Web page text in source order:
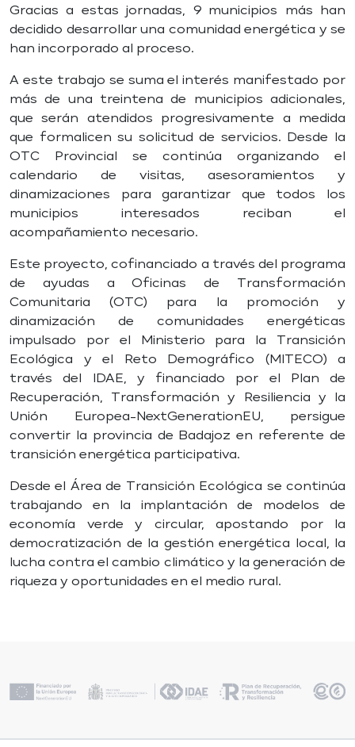
Gracias a estas jornadas, 9 municipios más han
decidido desarrollar una comunidad energética y se
han incorporado al proceso.
A este trabajo se suma el interés manifestado por
más de una treintena de municipios adicionales,
que serán atendidos progresivamente a medida
que formalicen su solicitud de servicios. Desde la
OTC Provincial se continúa organizando el
calendario de visitas, asesoramientos y
dinamizaciones para garantizar que todos los
municipios interesados reciban el
acompañamiento necesario.
Este proyecto, cofinanciado a través del programa
de ayudas a Oficinas de Transformación
Comunitaria (OTC) para la promoción y
dinamización de comunidades energéticas
impulsado por el Ministerio para la Transición
Ecológica y el Reto Demográfico (MITECO) a
través del IDAE, y financiado por el Plan de
Recuperación, Transformación y Resiliencia y la
Unión Europea-NextGenerationEU, persigue
convertir la provincia de Badajoz en referente de
transición energética participativa.
Desde el Área de Transición Ecológica se continúa
trabajando en la implantación de modelos de
economía verde y circular, apostando por la
democratización de la gestión energética local, la
lucha contra el cambio climático y la generación de
riqueza y oportunidades en el medio rural.